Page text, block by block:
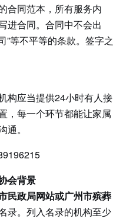
合同范本，所有服务内
进合同。合同中不会出
”等不平等的条款。签字之
构应当提供24小时有人接
，每一个环节都能让家属
。
会背景
民政局网站或广州市殡葬
录。列入名录的机构至少